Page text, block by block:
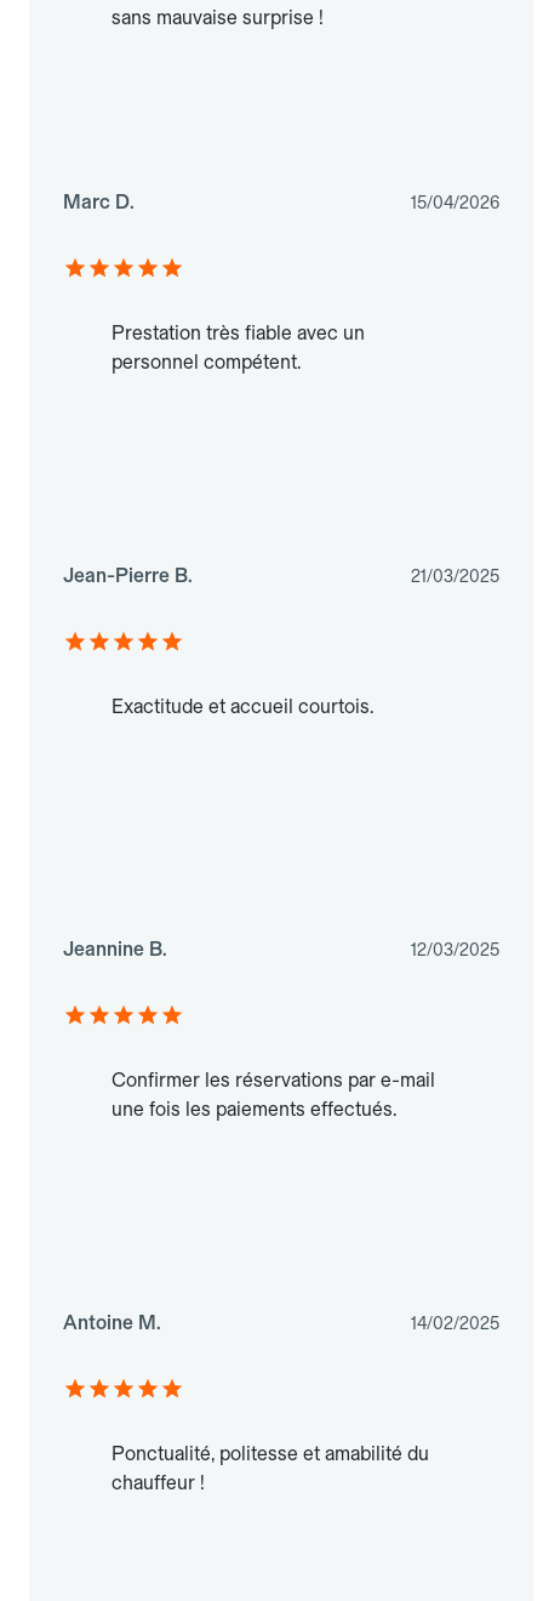
sans mauvaise surprise !
Marc D. 15/04/2026
Prestation très fiable avec un
personnel compétent.
Jean-Pierre B. 21/03/2025
Exactitude et accueil courtois.
Jeannine B. 12/03/2025
Confirmer les réservations par e-mail
une fois les paiements effectués.
Antoine M. 14/02/2025
Ponctualité, politesse et amabilité du
chauffeur !